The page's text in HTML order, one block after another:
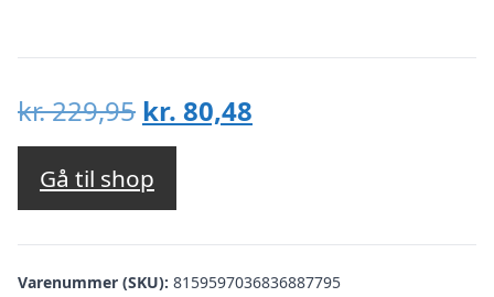
kr.229,95 Den
oprindelige
pris
var:
kr. 229,95.
kr. 80,48
kr. 80,48.
Gå til shop
Varenummer (SKU): 8159597036836887795